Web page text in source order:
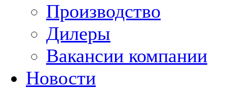
Производство
Дилеры
Вакансии компании
Новости